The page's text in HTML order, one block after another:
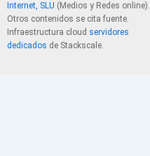
Internet, SLU (Medios y Redes online).
Otros contenidos se cita fuente.
Infraestructura cloud servidores
dedicados de Stackscale.